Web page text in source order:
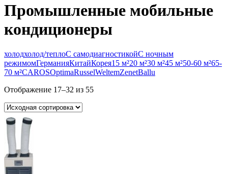
Промышленные мобильные
кондиционеры
холодхолод/теплоС самодиагностикойС ночным
режимомГерманияКитайКорея15 м²20 м²30 м²45 м²50-60 м²65-
70 м²CAROSOptimaRusselWeltemZenetBallu
Отображение 17–32 из 55